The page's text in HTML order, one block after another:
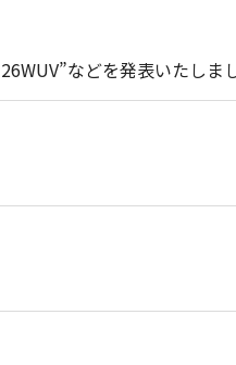
などを発表いたしま